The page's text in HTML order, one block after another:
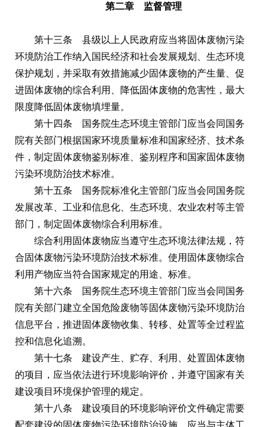
第二章 监督管理
第十三条 县级以上人民政府应当将固体废物污染
环境防治工作纳入国民经济和社会发展规划、生态环境
保护规划，并采取有效措施减少固体废物的产生量、促
进固体废物的综合利用、降低固体废物的危害性，最大
限度降低固体废物填埋量。
第十四条 国务院生态环境主管部门应当会同国务
院有关部门根据国家环境质量标准和国家经济、技术条
件，制定固体废物鉴别标准、鉴别程序和国家固体废物
污染环境防治技术标准。
第十五条 国务院标准化主管部门应当会同国务院
发展改革、工业和信息化、生态环境、农业农村等主管
部门，制定固体废物综合利用标准。
综合利用固体废物应当遵守生态环境法律法规，符
合固体废物污染环境防治技术标准。使用固体废物综合
利用产物应当符合国家规定的用途、标准。
第十六条 国务院生态环境主管部门应当会同国务
院有关部门建立全国危险废物等固体废物污染环境防治
信息平台，推进固体废物收集、转移、处置等全过程监
控和信息化追溯。
第十七条 建设产生、贮存、利用、处置固体废物
的项目，应当依法进行环境影响评价，并遵守国家有关
建设项目环境保护管理的规定。
第十八条 建设项目的环境影响评价文件确定需要
配套建设的固体废物污染环境防治设施，应当与主体工